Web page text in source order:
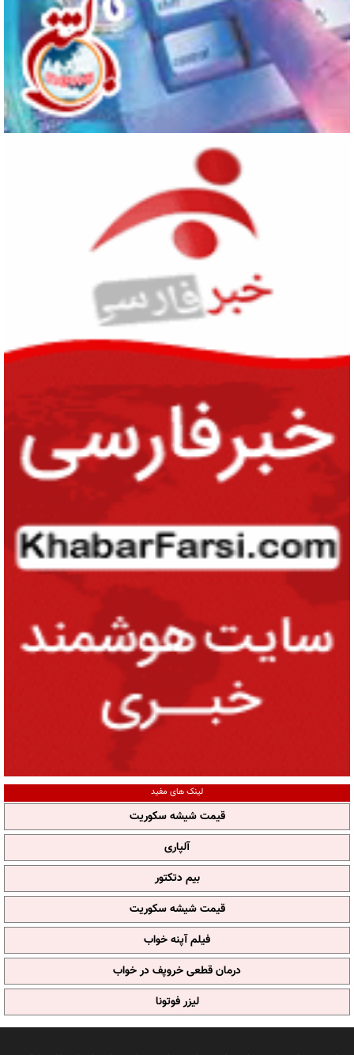
لینک های مفید
قیمت شیشه سکوریت
آلپاری
بیم دتکتور
قیمت شیشه سکوریت
فیلم آپنه خواب
درمان قطعی خروپف در خواب
لیزر فوتونا